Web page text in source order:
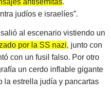
judíos e israelíes”.
al escenario vistiendo un
por la SS nazi, junto con
con un fusil falso. Por otro
un cerdo inflable gigante
la estrella judía y pancartas